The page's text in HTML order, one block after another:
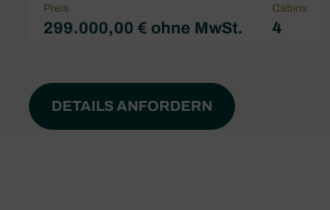
Preis
299.000,00 € ohne MwSt.
Cabins
4
DETAILS ANFORDERN